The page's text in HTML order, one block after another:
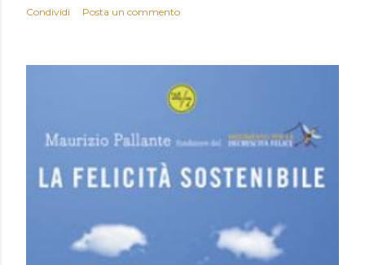
Condividi Posta un commento